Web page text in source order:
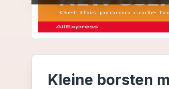
Kleine borsten